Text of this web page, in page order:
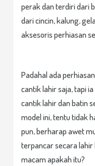
perak dan terdiri dari
dari cincin, kalung,
aksesoris perhiasan
Padahal ada
cantik lahir saja, tapi
cantik lahir dan batin
model ini, tentu tidak
pun, berharap awet
terpancar secara lahir
macam apakah itu?